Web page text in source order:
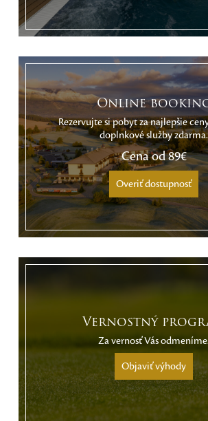
Online
Rezervujte si pobyt za najlepšie
doplnkové služby zdarma.
Cena od89€
Overiť dostupnosť
Vernostný
Za vernosť Vás
Objaviť výhody